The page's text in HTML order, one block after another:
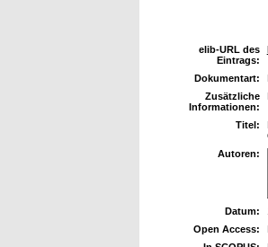
elib-URL des
Eintrags:
Dokumentart:
Zusätzliche
Informationen:
Titel:
Autoren:
Datum:
Open Access: